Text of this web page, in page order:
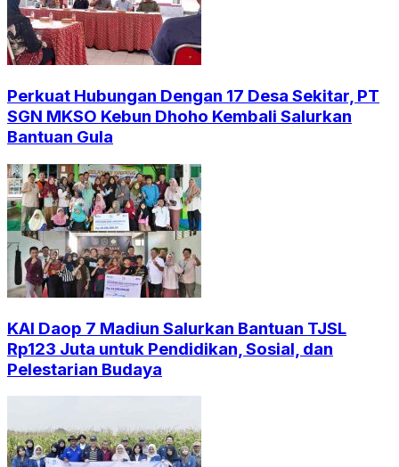
Perkuat Hubungan Dengan 17 Desa Sekitar, PT
SGN MKSO Kebun Dhoho Kembali Salurkan
Bantuan Gula
KAI Daop 7 Madiun Salurkan Bantuan TJSL
Rp123 Juta untuk Pendidikan, Sosial, dan
Pelestarian Budaya